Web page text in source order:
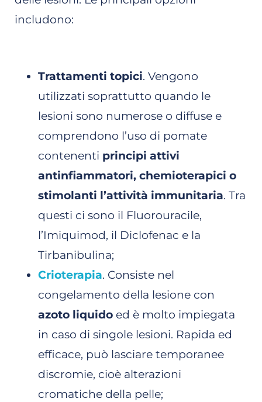
includono:
Trattamenti topici. Vengono
utilizzati soprattutto quando le
lesioni sono numerose o diffuse e
comprendono l’uso di pomate
contenenti principi attivi
antinfiammatori, chemioterapici o
stimolanti l’attività immunitaria. Tra
questi ci sono il Fluorouracile,
l’Imiquimod, il Diclofenac e la
Tirbanibulina;
Crioterapia. Consiste nel
congelamento della lesione con
azoto liquido ed è molto impiegata
in caso di singole lesioni. Rapida ed
efficace, può lasciare temporanee
discromie, cioè alterazioni
cromatiche della pelle;